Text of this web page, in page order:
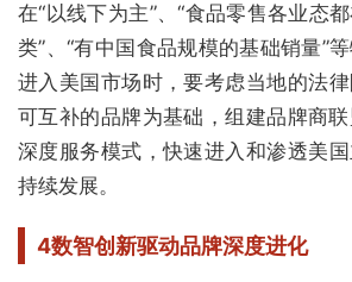
在“以线下为主”、“食品零售各业态
类”、“有中国食品规模的基础销量”
进入美国市场时，要考虑当地的法
可互补的品牌为基础，组建品牌商
深度服务模式，快速进入和渗透美
持续发展。
4数智创新驱动品牌深度进化